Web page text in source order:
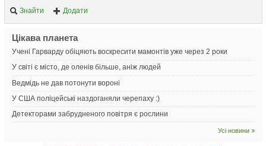
Знайти Додати
Цікава планета
Учені Гарварду обіцяють воскресити мамонтів уже через 2 роки
У світі є місто, де оленів більше, аніж людей
Ведмідь не дав потонути вороні
У США поліцейські наздоганяли черепаху :)
Детекторами забрудненого повітря є рослини
Усі новини